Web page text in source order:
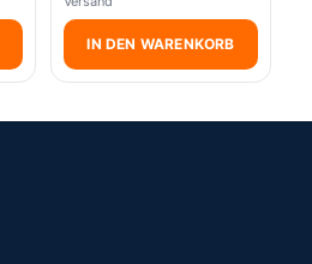
IN DEN WARENKORB